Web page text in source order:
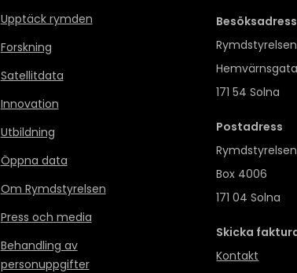
Upptäck rymden
Forskning
Satellitdata
Innovation
Utbildning
Öppna data
Om Rymdstyrelsen
Press och media
Behandling av
personuppgifter
Besöksadress
Rymdstyrelsen
171 54 Solna
Postadress
Rymdstyrelsen
Box 4006
171 04 Solna
Skicka
Kontakt